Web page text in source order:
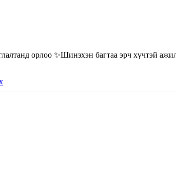
орлоо ✨Шинэхэн багтаа эрч хүчтэй